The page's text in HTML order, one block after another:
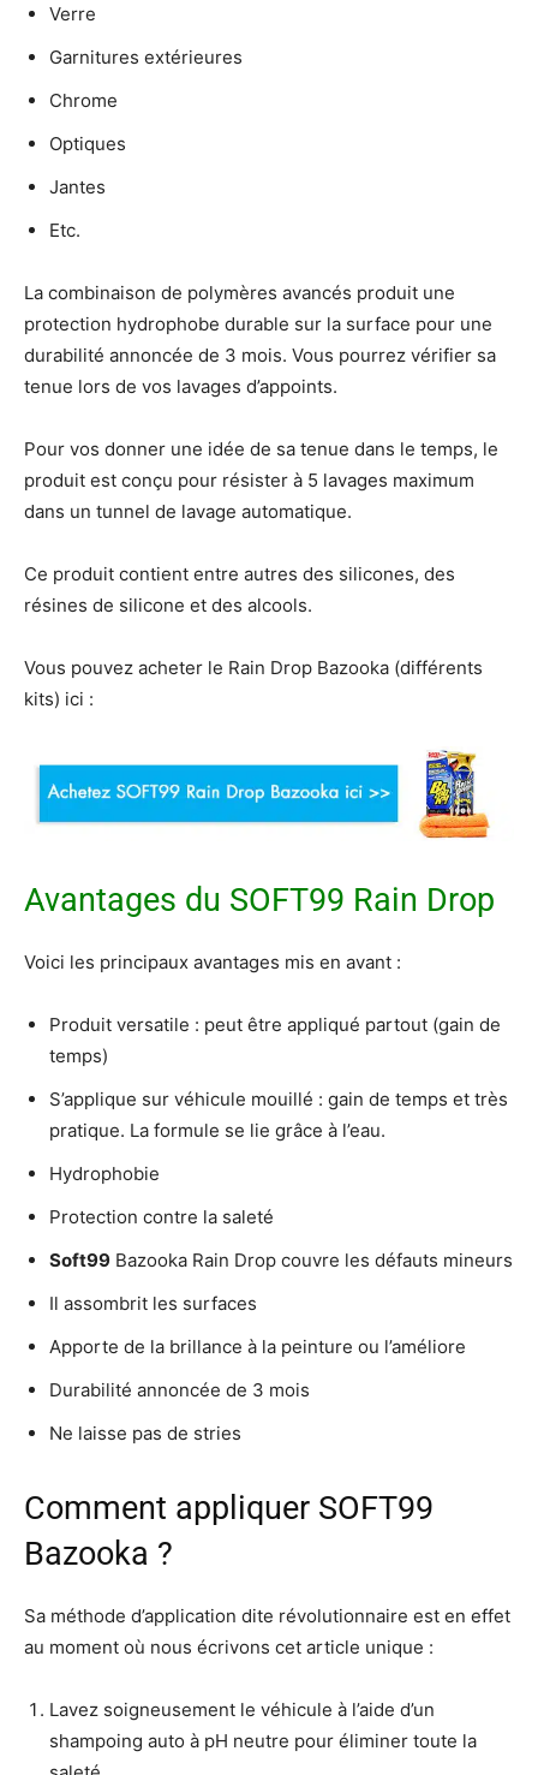
Verre
Garnitures extérieures
Chrome
Optiques
Jantes
Etc.
La combinaison de polymères avancés produit une
protection hydrophobe durable sur la surface pour une
durabilité annoncée de 3 mois. Vous pourrez vérifier sa
tenue lors de vos lavages d’appoints.
Pour vos donner une idée de sa tenue dans le temps, le
produit est conçu pour résister à 5 lavages maximum
dans un tunnel de lavage automatique.
Ce produit contient entre autres des silicones, des
résines de silicone et des alcools.
Vous pouvez acheter le Rain Drop Bazooka (différents
kits) ici :
Avantages du SOFT99 Rain Drop
Voici les principaux avantages mis en avant :
Produit versatile : peut être appliqué partout (gain de
temps)
S’applique sur véhicule mouillé : gain de temps et très
pratique. La formule se lie grâce à l’eau.
Hydrophobie
Protection contre la saleté
Soft99 Bazooka Rain Drop couvre les défauts mineurs
Il assombrit les surfaces
Apporte de la brillance à la peinture ou l’améliore
Durabilité annoncée de 3 mois
Ne laisse pas de stries
Comment appliquer SOFT99
Bazooka ?
Sa méthode d’application dite révolutionnaire est en effet
au moment où nous écrivons cet article unique :
Lavez soigneusement le véhicule à l’aide d’un
shampoing auto à pH neutre pour éliminer toute la